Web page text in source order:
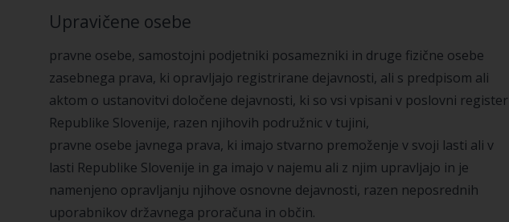
Upravičene osebe
pravne osebe, samostojni podjetniki posamezniki in druge fizične osebe
zasebnega prava, ki opravljajo registrirane dejavnosti, ali s predpisom ali
aktom o ustanovitvi določene dejavnosti, ki so vsi vpisani v poslovni register
Republike Slovenije, razen njihovih podružnic v tujini,
pravne osebe javnega prava, ki imajo stvarno premoženje v svoji lasti ali v
lasti Republike Slovenije in ga imajo v najemu ali z njim upravljajo in je
namenjeno opravljanju njihove osnovne dejavnosti, razen neposrednih
uporabnikov državnega proračuna in občin.